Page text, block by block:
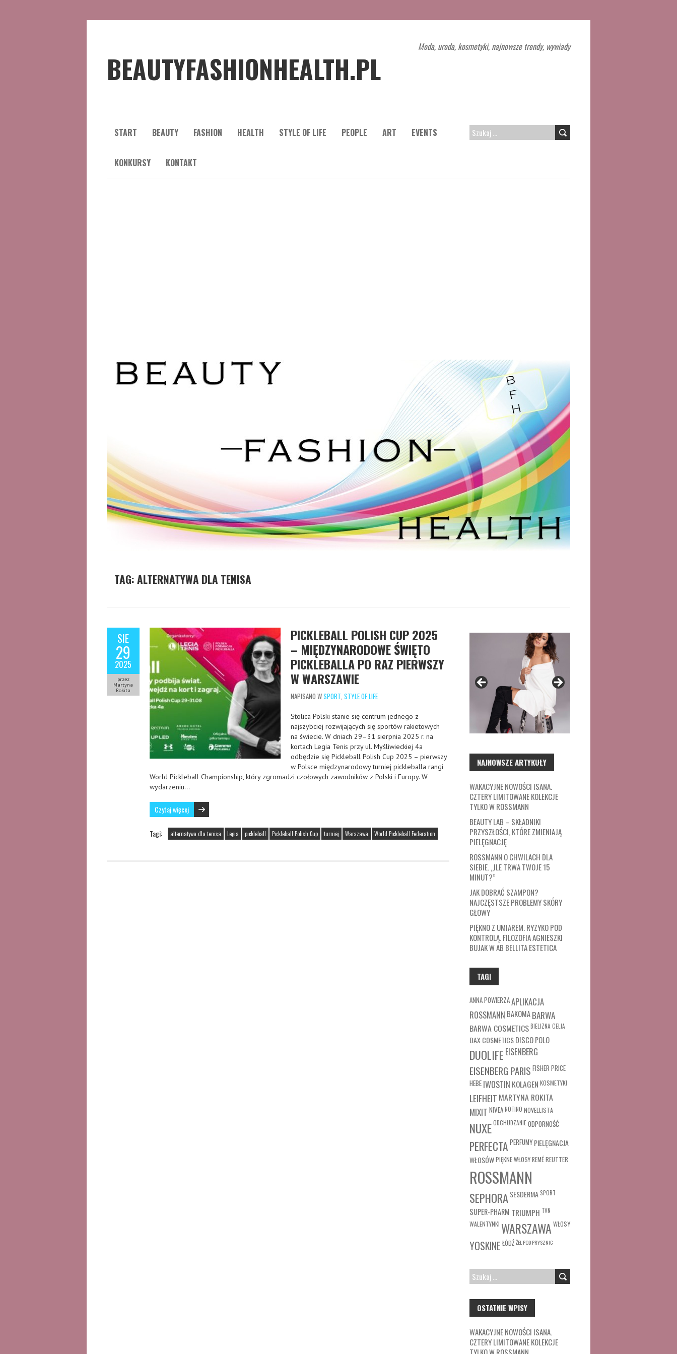
BEAUTYFASHIONHEALTH.PL
Moda, uroda, kosmetyki, najnowsze trendy, wywiady
START BEAUTY FASHION HEALTH STYLE OF LIFE PEOPLE ART EVENTS
KONKURSY KONTAKT
SZUKAJ:
TAG:ALTERNATYWA DLA TENISA
SIE
29
2025
przez
Martyna
Rokita
PICKLEBALL POLISH CUP 2025
– MIĘDZYNARODOWE ŚWIĘTO
PICKLEBALLA PO RAZ PIERWSZY
W WARSZAWIE
NAPISANO WSPORT, STYLE OF LIFE
Stolica Polski stanie się centrum jednego z
najszybciej rozwijających się sportów rakietowych
na świecie. W dniach 29–31 sierpnia 2025 r. na
kortach Legia Tenis przy ul. Myśliwieckiej 4a
odbędzie się Pickleball Polish Cup 2025 – pierwszy
w Polsce międzynarodowy turniej pickleballa rangi
World Pickleball Championship, który zgromadzi czołowych zawodników z Polski i Europy. W
wydarzeniu…
Czytaj więcej
Tagi: alternatywa dla tenisa Legia pickleball Pickleball Polish Cup turniej Warszawa World Pickleball Federation
NAJNOWSZE ARTYKUŁY
WAKACYJNE NOWOŚCI ISANA.
CZTERY LIMITOWANE KOLEKCJE
TYLKO W ROSSMANN
BEAUTY LAB – SKŁADNIKI
PRZYSZŁOŚCI, KTÓRE ZMIENIAJĄ
PIELĘGNACJĘ
ROSSMANN O CHWILACH DLA
SIEBIE. „ILE TRWA TWOJE 15
MINUT?”
JAK DOBRAĆ SZAMPON?
NAJCZĘSTSZE PROBLEMY SKÓRY
GŁOWY
PIĘKNO Z UMIAREM. RYZYKO POD
KONTROLĄ. FILOZOFIA AGNIESZKI
BUJAK W AB BELLITA ESTETICA
TAGI
ANNA POWIERZAAPLIKACJA
ROSSMANN BAKOMABARWA
BARWA COSMETICSBIELIZNA CELIA
DAX COSMETICSDISCO POLO
DUOLIFE EISENBERG
EISENBERG PARIS FISHER PRICE
HEBE IWOSTIN KOLAGEN KOSMETYKI
LEIFHEIT MARTYNA ROKITA
MIXIT NIVEANOTINO NOVELLISTA
NUXEODCHUDZANIEODPORNOŚĆ
PERFECTA PERFUMY PIELĘGNACJA
WŁOSÓWPIĘKNE WŁOSYREMÉREUTTER
ROSSMANN
SEPHORASESDERMA SPORT
SUPER-PHARM TRIUMPH TVN
WALENTYNKI WARSZAWA WŁOSY
YOSKINE ŁÓDŹŻEL POD PRYSZNIC
SZUKAJ:
OSTATNIE WPISY
WAKACYJNE NOWOŚCI ISANA.
CZTERY LIMITOWANE KOLEKCJE